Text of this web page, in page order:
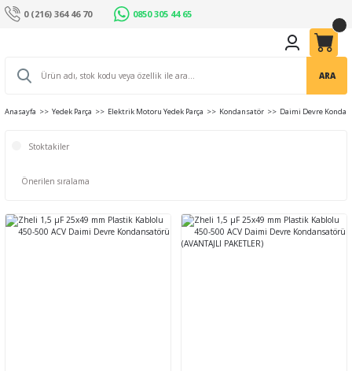
0 (216) 364 46 70 0850 305 44 65
ARA
Anasayfa Yedek Parça Elektrik Motoru Yedek Parça Kondansatör Daimi Devre
Stoktakiler